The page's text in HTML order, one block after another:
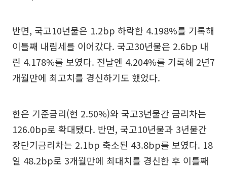
반면, 국고10년물은 1.2bp 하락한 4.198%를 기록해
이틀째 내림세를 이어갔다. 국고30년물은 2.6bp 내
린 4.178%를 보였다. 전날엔 4.204%를 기록해 2년7
개월만에 최고치를 경신하기도 했었다.
한은 기준금리(현 2.50%)와 국고3년물간 금리차는
126.0bp로 확대됐다. 반면, 국고10년물과 3년물간
장단기금리차는 2.1bp 축소된 43.8bp를 보였다. 18
일 48.2bp로 3개월만에 최대치를 경신한 후 이틀째